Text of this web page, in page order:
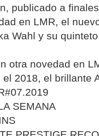
publicado a
en LMR, el
Wahl y su
otra novedad en
el 2018, el brillante
SEMANA